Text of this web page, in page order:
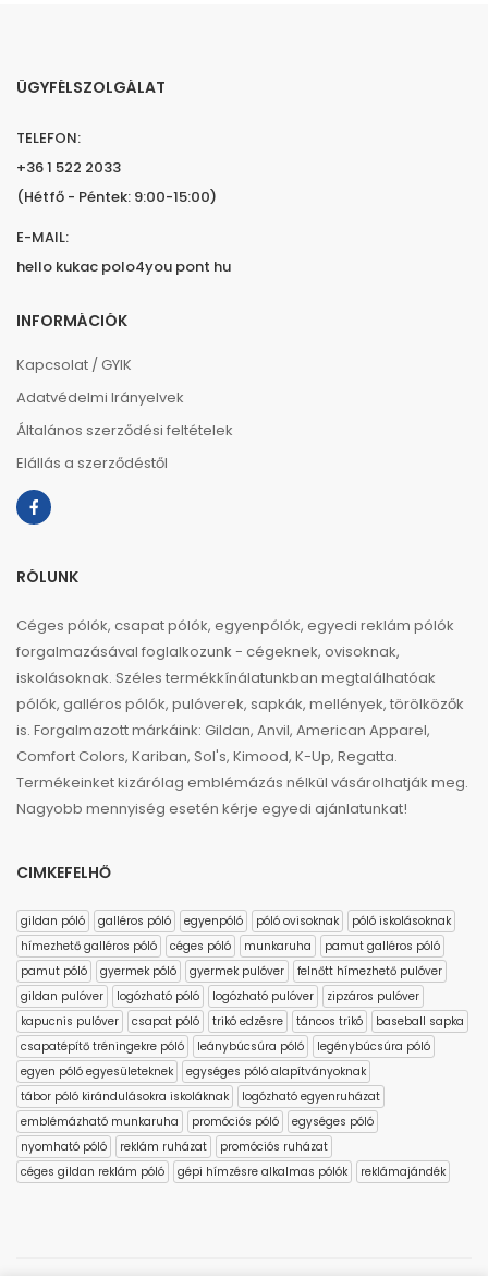
ÜGYFÉLSZOLGÁLAT
TELEFON:
+36 1 522 2033
(Hétfő - Péntek: 9:00-15:00)
E-MAIL:
hello kukac polo4you pont hu
INFORMÁCIÓK
Kapcsolat / GYIK
Adatvédelmi Irányelvek
Általános szerződési feltételek
Elállás a szerződéstől
RÓLUNK
Céges pólók, csapat pólók, egyenpólók, egyedi reklám pólók
forgalmazásával foglalkozunk - cégeknek, ovisoknak,
iskolásoknak. Széles termékkínálatunkban megtalálhatóak
pólók, galléros pólók, pulóverek, sapkák, mellények, törölközők
is. Forgalmazott márkáink: Gildan, Anvil, American Apparel,
Comfort Colors, Kariban, Sol's, Kimood, K-Up, Regatta.
Termékeinket kizárólag emblémázás nélkül vásárolhatják meg.
Nagyobb mennyiség esetén kérje egyedi ajánlatunkat!
CIMKEFELHŐ
gildan póló galléros póló egyenpóló póló ovisoknak
póló iskolásoknak
hímezhető galléros póló
céges póló munkaruha
pamut galléros póló
pamut póló
gyermek póló gyermek pulóver
felnőtt hímezhető pulóver
gildan pulóver
logózható póló logózható pulóver
zipzáros pulóver
kapucnis pulóver
csapat póló trikó edzésre táncos trikó
baseball sapka
csapatépítő tréningekre póló
leánybúcsúra póló
legénybúcsúra póló
egyen póló egyesületeknek
egységes póló alapítványoknak
tábor póló kirándulásokra iskoláknak
logózható egyenruházat
emblémázható munkaruha
promóciós póló
egységes póló
nyomható póló
reklám ruházat
promóciós ruházat
céges gildan reklám póló
gépi hímzésre alkalmas pólók reklámajándék